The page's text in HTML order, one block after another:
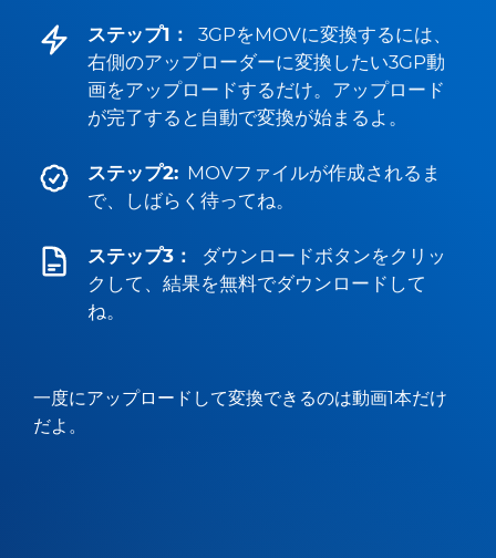
ステップ1：
3GPをMOVに変換するには、
右側のアップローダーに変換したい3GP動
画をアップロードするだけ。アップロード
が完了すると自動で変換が始まるよ。
ステップ2: MOVファイルが作成されるま
で、しばらく待ってね。
ステップ3：
ダウンロードボタンをクリッ
クして、結果を無料でダウンロードして
ね。
一度にアップロードして変換できるのは動画1本だけ
だよ。